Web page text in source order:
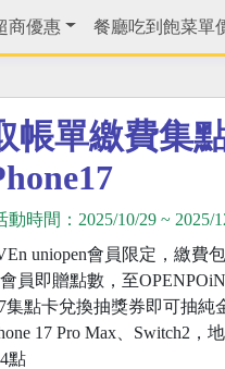
商優惠 餐廳吃到飽菜單
帳單繳費集
動時間： 2025/10/29 ~ 2025/
uniopen會員限定，繳費
員即贈點數，至
集點卡兌換抽獎券即可抽純
17 Pro Max、Switch2，
點